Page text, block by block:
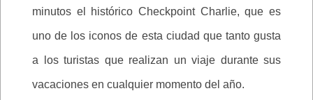
minutos el histórico Checkpoint Charlie, que es
uno de los iconos de esta ciudad que tanto gusta
a los turistas que realizan un viaje durante sus
vacaciones en cualquier momento del año.